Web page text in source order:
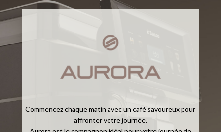
Commencez chaque matin avec un café savoureux pour
affronter votre journée.